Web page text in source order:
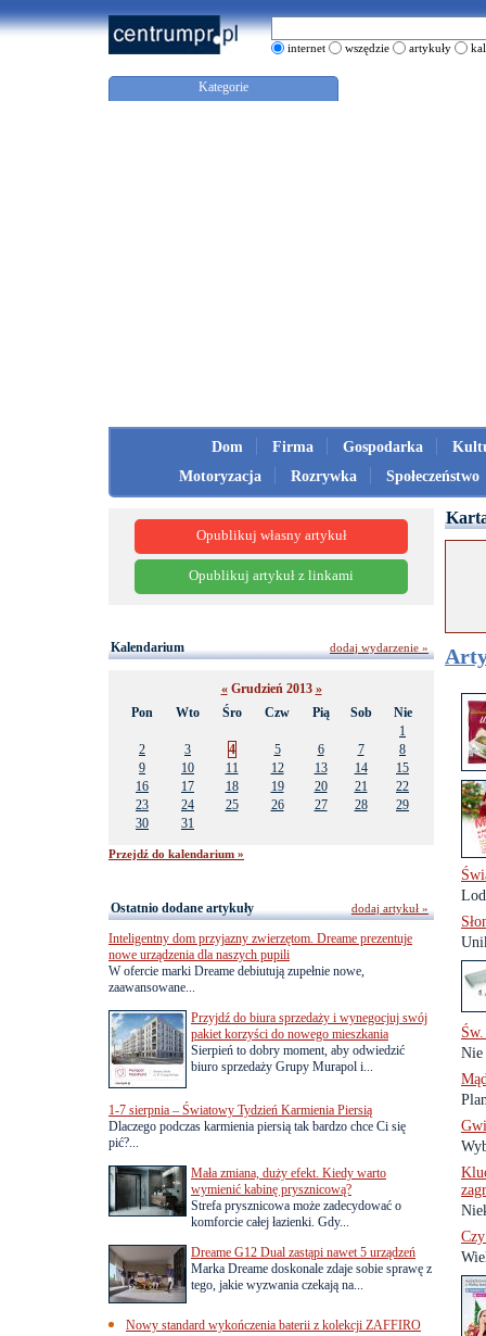
internet wszędzie artykuły
Kategorie
Dom Firma Gospodarka
Motoryzacja
Rozrywka Społeczeństwo
Nie
Opublikuj własny artykuł
Opublikuj artykuł z linkami
Kalendarium
«Grudzień 2013 »
Pon
Wto Śro Czw Pią Sob
Nie
1
2
3 4 5 6 7
8
9
10 11 12 13 14
15
16
17 18 19 20 21
22
23
24 25 26 27 28
29
30
31
Przejdź do kalendarium »
dodaj wydarzenie »
Ostatnio dodane artykuły
Inteligentny dom przyjazny zwierzętom. Dreame prezentuje
nowe urządzenia dla naszych pupili
W ofercie marki Dreame debiutują zupełnie nowe,
zaawansowane...
Przyjdź do biura sprzedaży i wynegocjuj swój
pakiet korzyści do nowego mieszkania
Sierpień to dobry moment, aby odwiedzić
biuro sprzedaży Grupy Murapol i...
1-7 sierpnia – Światowy Tydzień Karmienia Piersią
Dlaczego podczas karmienia piersią tak bardzo chce Ci się
pić?...
Mała zmiana, duży efekt. Kiedy warto
wymienić kabinę prysznicową?
Strefa prysznicowa może zadecydować o
komforcie całej łazienki. Gdy...
Dreame G12 Dual zastąpi nawet 5 urządzeń
Marka Dreame doskonale zdaje sobie sprawę z
tego, jakie wyzwania czekają na...
Nowy standard wykończenia baterii z kolekcji ZAFFIRO
dodaj artykuł »